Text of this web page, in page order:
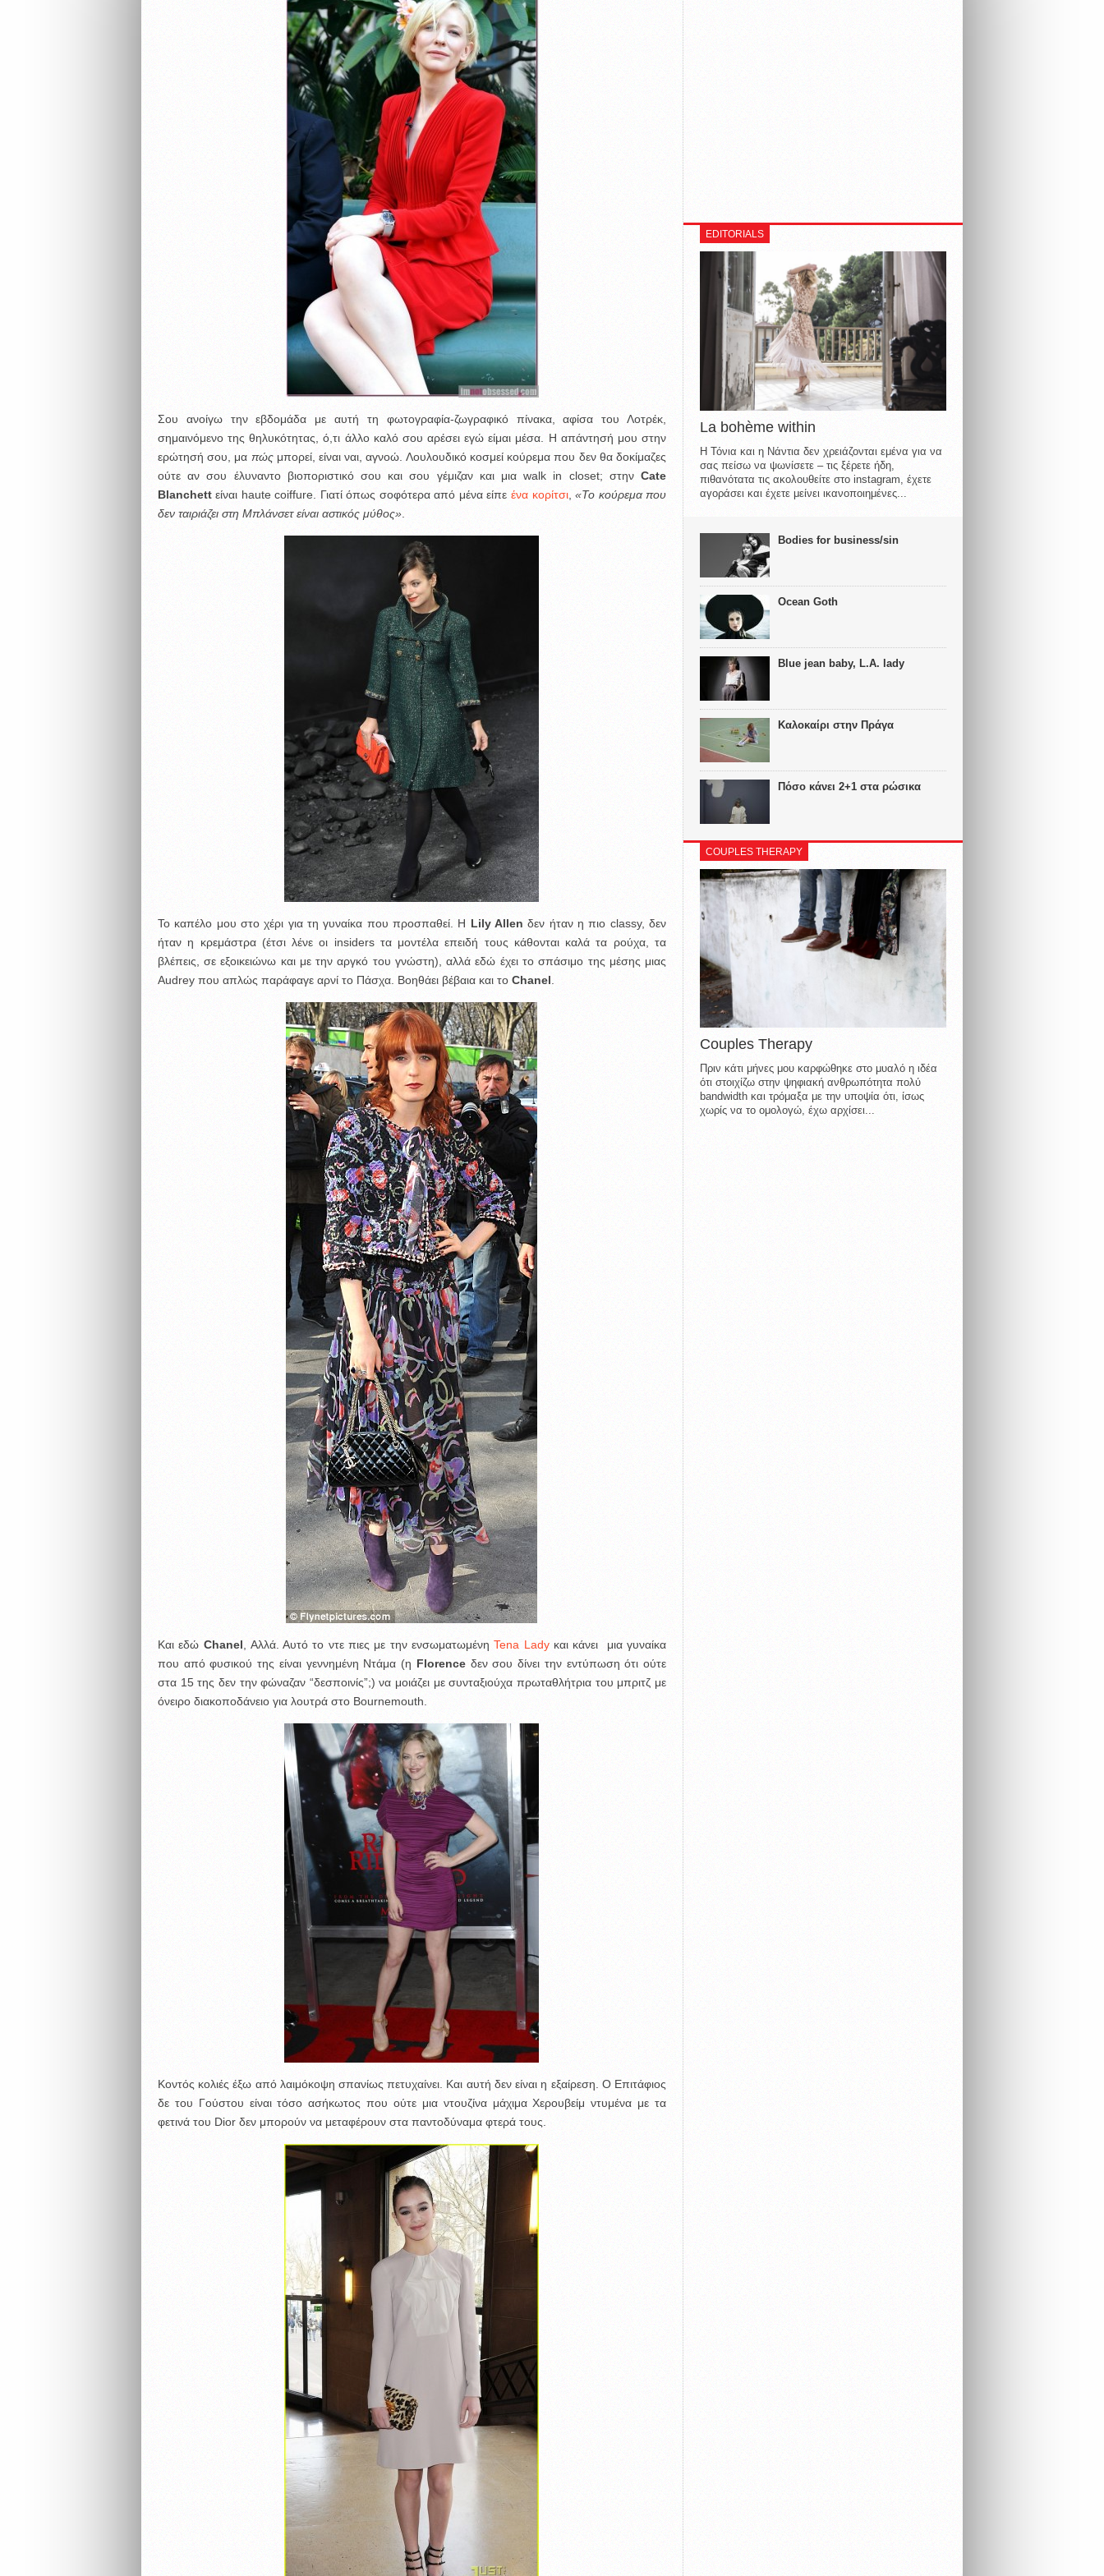
Σου ανοίγω την εβδομάδα με αυτή τη φωτογραφία-ζωγραφικό πίνακα, αφίσα του Λοτρέκ,
σημαινόμενο της θηλυκότητας, ό,τι άλλο καλό σου αρέσει εγώ είμαι μέσα. Η απάντησή μου στην
ερώτησή σου, μα πώςμπορεί, είναι ναι, αγνοώ. Λουλουδικό κοσμεί κούρεμα που δεν θα δοκίμαζες
ούτε αν σου έλυναντο βιοποριστικό σου και σου γέμιζαν και μια walk in closet; στηνCate
Blanchettείναι haute coiffure. Γιατί όπως σοφότερα από μένα είπεένα κορίτσι,«Το κούρεμα που
δεν ταιριάζει στη Μπλάνσετ είναι αστικός μύθος».
Το καπέλο μου στο χέρι για τη γυναίκα που προσπαθεί. Η Lily Allen δεν ήταν η πιο classy, δεν
ήταν η κρεμάστρα (έτσι λένε οι insiders τα μοντέλα επειδή τους κάθονται καλά τα ρούχα, τα
βλέπεις, σε εξοικειώνω και με την αργκό του γνώστη), αλλά εδώ έχει το σπάσιμο της μέσης μιας
Audrey που απλώς παράφαγε αρνί το Πάσχα. Βοηθάει βέβαια και το Chanel
Και εδώ Chanel , Αλλά. Αυτό το ντε πιες με την ενσωματωμένηTena Ladyκαι κάνει μια γυναίκα
που από φυσικού της είναι γεννημένη Ντάμα (η Florenceδεν σου δίνει την εντύπωση ότι ούτε
στα 15 της δεν την φώναζαν “δεσποινίς”;) να μοιάζει με συνταξιούχα πρωταθλήτρια του μπριτζ με
όνειρο διακοποδάνειο για λουτρά στο Bournemouth.
Κοντός κολιές έξω από λαιμόκοψη σπανίως πετυχαίνει. Και αυτή δεν είναι η εξαίρεση. Ο Επιτάφιος
δε του Γούστου είναι τόσο ασήκωτος που ούτε μια ντουζίνα μάχιμα Χερουβείμ ντυμένα με τα
φετινά του Dior δεν μπορούν να μεταφέρουν στα παντοδύναμα φτερά τους.
EDITORIALS
La bohème within
Η Τόνια και η Νάντια δεν χρειάζονται εμένα για να
σας πείσω να ψωνίσετε – τις ξέρετε ήδη,
πιθανότατα τις ακολουθείτε στο instagram, έχετε
αγοράσει και έχετε μείνει ικανοποιημένες...
Bodies for business/sin
Ocean Goth
Blue jean baby, L.A. lady
Καλοκαίρι στην Πράγα
Πόσο κάνει 2+1 στα ρώσικα
COUPLES THERAPY
Couples Therapy
Πριν κάτι μήνες μου καρφώθηκε στο μυαλό η ιδέα
ότι στοιχίζω στην ψηφιακή ανθρωπότητα πολύ
bandwidth και τρόμαξα με την υποψία ότι, ίσως
χωρίς να το ομολογώ, έχω αρχίσει...